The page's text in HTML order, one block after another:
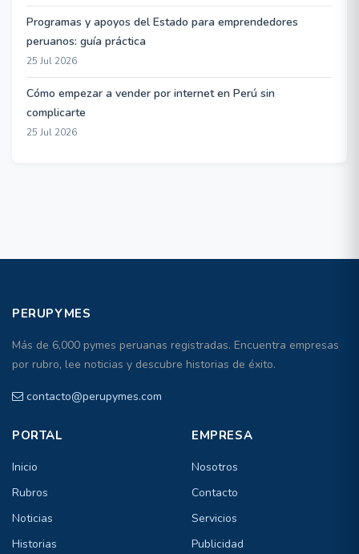
Programas y apoyos del Estado para emprendedores
peruanos: guía práctica
25 Jul 2026
Cómo empezar a vender por internet en Perú sin
complicarte
25 Jul 2026
PERUPYMES
Más de 6,000 pymes peruanas registradas. Encuentra empresas
por rubro, lee noticias y descubre historias de éxito.
contacto@perupymes.com
PORTAL
Inicio
Rubros
Noticias
Historias
EMPRESA
Nosotros
Contacto
Servicios
Publicidad